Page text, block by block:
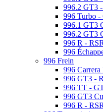
996.2 GT3
996 Turbo -
996.1 GT3
996.2 GT3
996 R -
996
996 Frein
996 Carrera
996 GT3 -
996 TT -
996 GT3
996 R -